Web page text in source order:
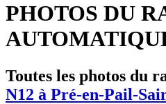
PHOTOS DU
Toutes les photos du
N12 à Pré-en-Pail-